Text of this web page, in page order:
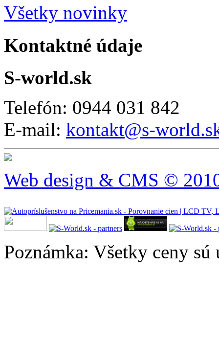
Všetky novinky
Kontaktné údaje
S-world.sk
Telefón: 0944 031 842
E-mail: kontakt@s-
Web design & CMS ©
Poznámka: Všetky ceny sú